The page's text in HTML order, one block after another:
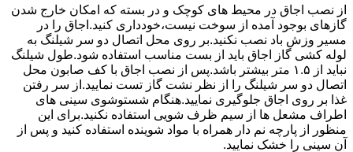
از نصب اجاق در محیط های کوچک و در بسته که امکان خارج شدن
گازهای بوجود آمده از سوخت نیست،خودداری کنید.اجاق را در
مسیر وزش باد نصب نکنید.بر روی محل اتصال دو سر شیلنگ به
لوله کشی گاز اجاق باید از بست مناسب استفاده شود.طول شیلنگ
نباید از ۱.۵ متر بیشتر باشد.پس از نصب اجاق با کف صابون محل
اتصال دو سر شیلنگ را از نظر نشت گاز تست نمایید.از سر رفتن
غذا بر روی اجاق جلوگیری نمایید.هنگام شستوشوی سینی های
اطراف مشعل ها از سیم ظرف شویی استفاده نکنید.برای این
منظور از پارچه نم دار همراه با مواد شوینده استفاده کنید و پس از
آن سینی را خشک نمایید.